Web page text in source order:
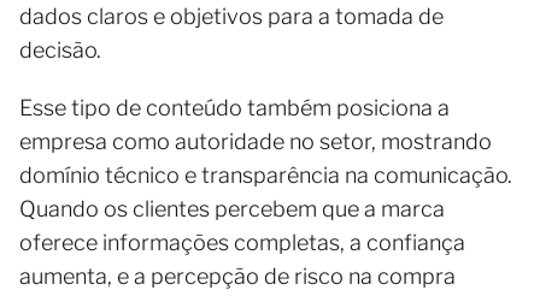
dados claros e objetivos para a tomada de
decisão.
Esse tipo de conteúdo também posiciona a
empresa como autoridade no setor, mostrando
domínio técnico e transparência na comunicação.
Quando os clientes percebem que a marca
oferece informações completas, a confiança
aumenta, e a percepção de risco na compra